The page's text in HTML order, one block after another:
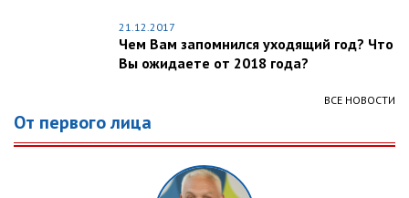
21.12.2017
Чем Вам запомнился уходящий год? Что
Вы ожидаете от 2018 года?
ВСЕ НОВОСТИ
От первого лица